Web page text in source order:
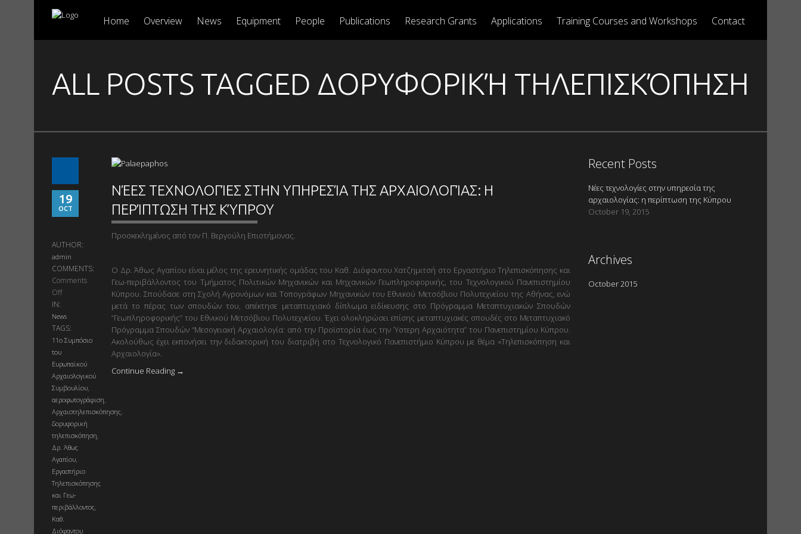
Home Overview News Equipment People Publications Research Grants Applications Training Courses and Workshops Contact
ALL POSTS TAGGED ΔΟΡΥΦΟΡΙΚΉ ΤΗΛΕΠΙΣΚΌΠΗΣΗ
19
OCT
AUTHOR:
admin
COMMENTS:
Comments
Offon
τεχνολογίες
στην
υπηρεσία
αρχαιολογίας:
η
περίπτωση
της
Κύπρου
IN:
News
TAGS:
11ο Συμπόσιο
του
Ευρωπαϊκού
Αρχαιολογικού
Συμβουλίου,
αεροφωτογράφιση,
Αρχαιοτηλεπισκόπησης,
δορυφορική
τηλεπισκόπηση,
Δρ. Άθως
Αγαπίου,
Εργαστήριο
Τηλεπισκόπησης
και Γεω-
περιβάλλοντος,
Καθ.
Διόφαντου
ΝΈΕΣ ΤΕΧΝΟΛΟΓΊΕΣ ΣΤΗΝ ΥΠΗΡΕΣΊΑ ΤΗΣ ΑΡΧΑΙΟΛΟΓΊΑΣ: Η
ΠΕΡΊΠΤΩΣΗ ΤΗΣ ΚΎΠΡΟΥ
Προσκεκλημένος από τον Π. Βεργούλη Επιστήμονας.
Ο Δρ. Άθως Αγαπίου είναι μέλος της ερευνητικής ομάδας του Καθ. Διόφαντου Χατζημιτσή στο Εργαστήριο Τηλεπισκόπησης και
Γεω-περιβάλλοντος του Τμήματος Πολιτικών Μηχανικών και Μηχανικών Γεωπληροφορικής, του Τεχνολογικού Πανεπιστημίου
Κύπρου. Σπούδασε στη Σχολή Αγρονόμων και Τοπογράφων Μηχανικών του Εθνικού Μετσόβιου Πολυτεχνείου της Αθήνας, ενώ
μετά το πέρας των σπουδών του, απέκτησε μεταπτυχιακό δίπλωμα ειδίκευσης στο Πρόγραμμα Μεταπτυχιακών Σπουδών
“Γεωπληροφορικής” του Εθνικού Μετσόβιου Πολυτεχνείου. Έχει ολοκληρώσει επίσης μεταπτυχιακές σπουδές στο Μεταπτυχιακό
Πρόγραμμα Σπουδών “Μεσογειακή Αρχαιολογία: από την Προϊστορία έως την Ύστερη Αρχαιότητα” του Πανεπιστημίου Κύπρου.
Ακολούθως έχει εκπονήσει την διδακτορική του διατριβή στο Τεχνολογικό Πανεπιστήμιο Κύπρου με θέμα «Τηλεπισκόπηση και
Αρχαιολογία».
Continue Reading →
Recent Posts
Νέες τεχνολογίες στην υπηρεσία της
αρχαιολογίας: η περίπτωση της Κύπρου
October 19, 2015
Archives
October 2015